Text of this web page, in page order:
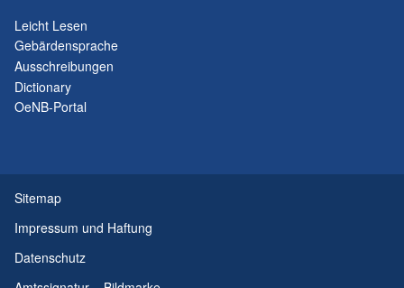
Leicht Lesen
Gebärdensprache
Ausschreibungen
Dictionary
OeNB-Portal
Sitemap
Impressum und Haftung
Datenschutz